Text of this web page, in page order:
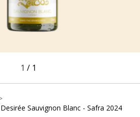
1 / 1
Sauvignon Blanc - Safra 2024